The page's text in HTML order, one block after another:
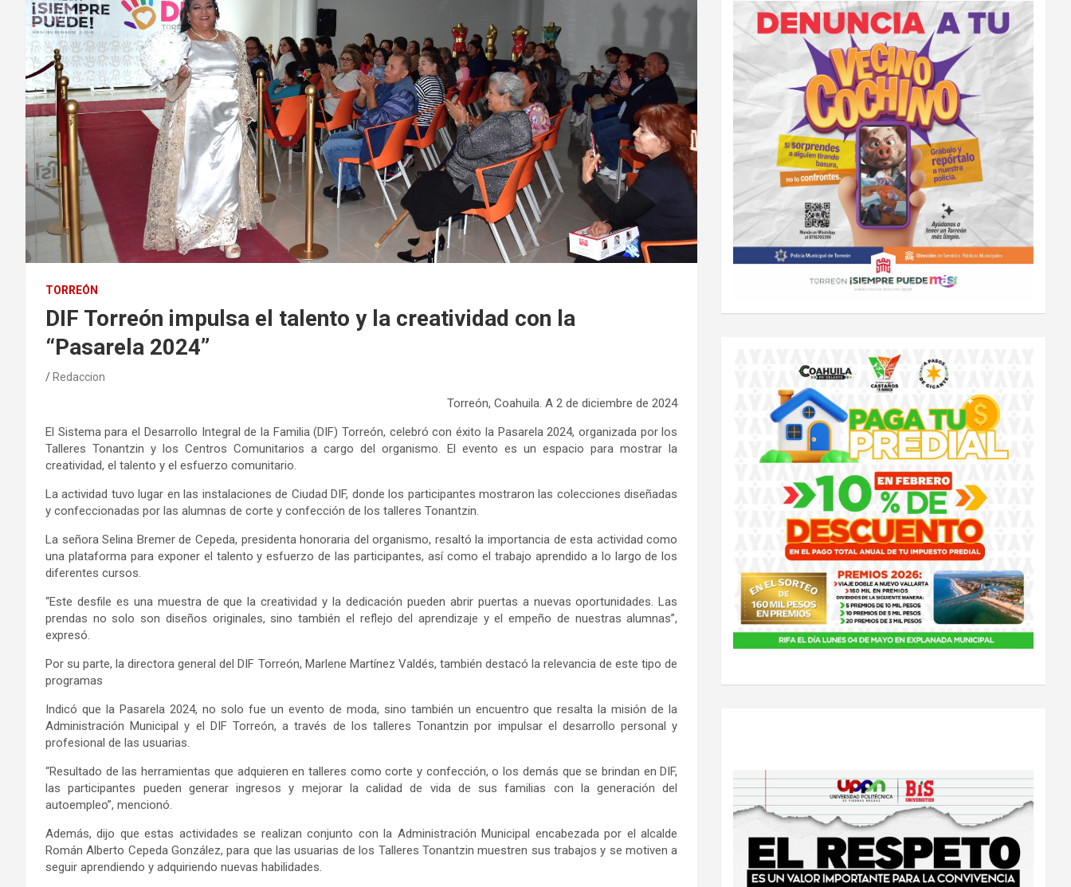
TORREÓN
DIF Torreón impulsa el talento y la creatividad con la
“Pasarela 2024”
Redaccion
Torreón, Coahuila.A 2 de diciembre de 2024
El Sistemapara el Desarrollo Integral de la Familia (DIF) Torreón, celebró con éxito la Pasarela 2024, organizadapor los
Talleres Tonantzin y los Centros Comunitarios a cargo del organismo. Eleventoes un espacio para mostrar la
creatividad, el talento y el esfuerzo comunitario.
Laactividad tuvo lugar en las instalaciones de Ciudad DIF, donde los participantes mostraronlas colecciones diseñadas
y confeccionadas por las alumnas de corte y confección de los talleres Tonantzin.
La señoraSelina Bremer de Cepeda, presidenta honoraria del organismo, resaltó la importancia de esta actividad como
una plataforma para exponer el talento y esfuerzo de las participantes, así como el trabajo aprendido a lo largo de los
diferentes cursos.
“Este desfile es una muestra deque la creatividad y la dedicación pueden abrir puertas a nuevas oportunidades. Las
prendas no solo son diseños originales, sino también el reflejo del aprendizaje y el empeño de nuestras alumnas”,
expresó.
Por su parte, la directora general del DIF Torreón, Marlene Martínez Valdés, también destacó la relevancia de este tipo de
programas
Indicó que la Pasarela 2024, no solo fue un evento de moda, sino también un encuentro queresalta la misión de la
Administración Municipal y el DIF Torreón, a través de los talleres Tonantzin por impulsar el desarrollo personal y
profesional de las usuarias.
“Resultado de las herramientas que adquierenen talleres como corte y confección, o los demás que se brindan en DIF,
lasparticipantes pueden generar ingresos y mejorar lacalidad de vidade sus familias con la generación del
autoempleo”, mencionó.
Además, dijo queestas actividades se realizan conjunto con la Administración Municipal encabezada por el alcalde
Román Alberto Cepeda González, para que las usuarias de los Talleres Tonantzin muestren sus trabajos y se motiven a
seguir aprendiendo y adquiriendo nuevas habilidades.